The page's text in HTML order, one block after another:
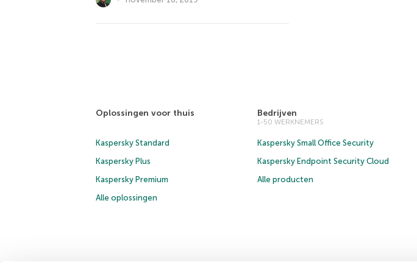
Oplossingen voor thuis
Kaspersky Standard
Kaspersky Plus
Kaspersky Premium
Alle oplossingen
Bedrijven
1-50 WERKNEMERS
Kaspersky Small Office Security
Kaspersky Endpoint Security Cloud
Alle producten